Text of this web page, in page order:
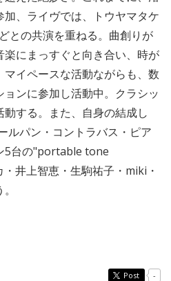
、ライヴでは、トウヤマタケ
との共演を重ねる。曲創りが
にまっすぐと向き合い、時が
イペースな活動ながらも、数
ンに参加し活動中。クラシッ
する。また、自身の結成し
ルパン・コントラバス・ピア
5台の"portable tone
井上智恵・生駒祐子・miki・
Post -